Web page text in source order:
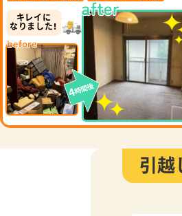
キレイに
なりました！
4時間後
引越